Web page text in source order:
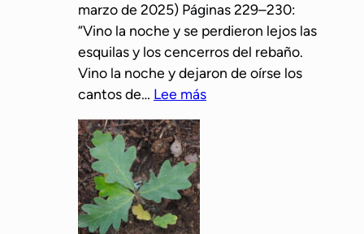
s
p
r
e
s
e
n
t
a
o
t
marzo de 2025) Páginas 229–230:
“Vino la noche y se perdieron lejos las
esquilas y los cencerros del rebaño.
Vino la noche y dejaron de oírse los
cantos de… Lee más: